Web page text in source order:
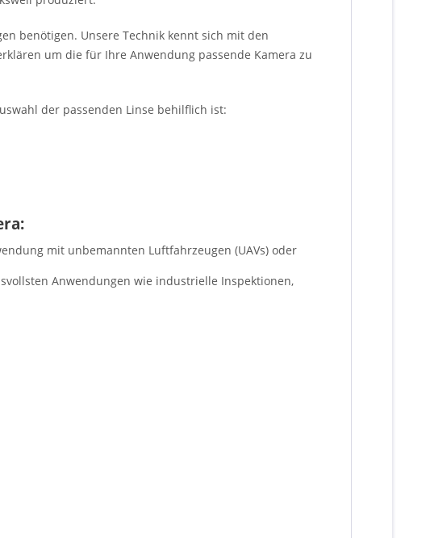
benötigen. Unsere Technik kennt sich mit den
um die für Ihre Anwendung passende Kamera zu
der passenden Linse behilflich ist:
mit unbemannten Luftfahrzeugen (UAVs) oder
Anwendungen wie industrielle Inspektionen,